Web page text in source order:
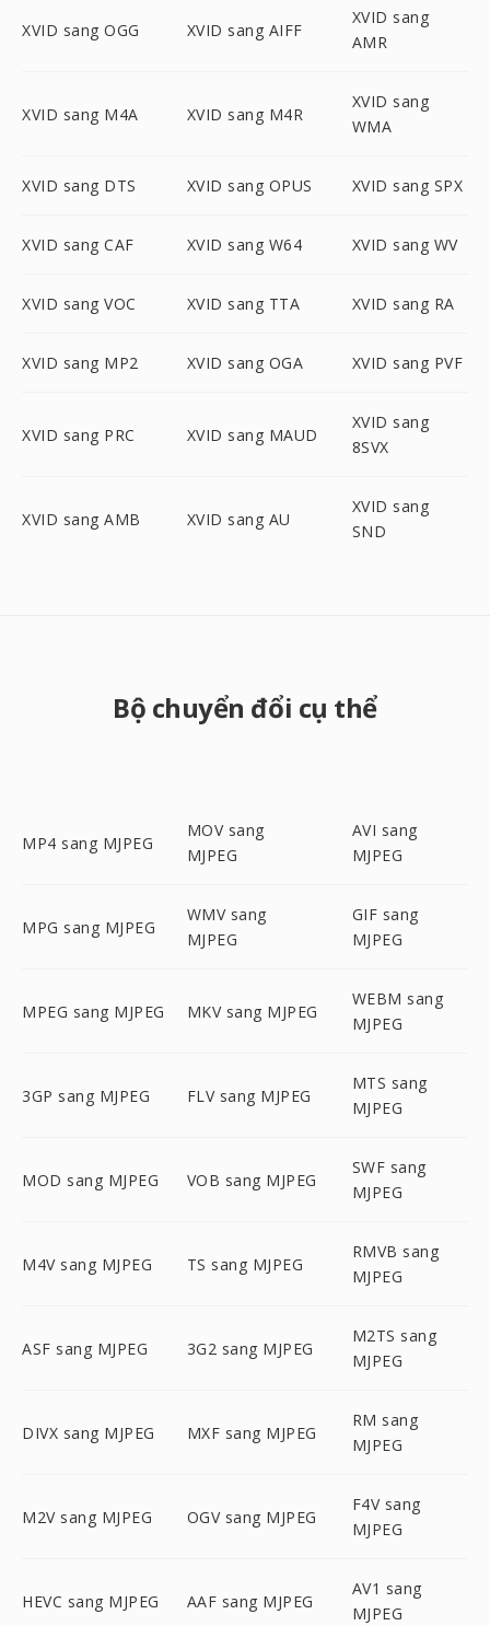
XVID sang OGG XVID sang AIFF
XVID sang
AMR
XVID sang M4A XVID sang M4R
XVID sang
WMA
XVID sang DTS XVID sang OPUS XVID sang SPX
XVID sang CAF XVID sang W64 XVID sang WV
XVID sang VOC XVID sang TTA XVID sang RA
XVID sang MP2 XVID sang OGA XVID sang PVF
XVID sang PRC XVID sang MAUD
XVID sang
8SVX
XVID sang AMB XVID sang AU
XVID sang
SND
Bộ chuyển đổi cụ thể
MP4 sang MJPEG
MOV sang
MJPEG
AVI sang
MJPEG
MPG sang MJPEG
WMV sang
MJPEG
GIF sang
MJPEG
MPEG sang MJPEG MKV sang MJPEG
WEBM sang
MJPEG
3GP sang MJPEG FLV sang MJPEG
MTS sang
MJPEG
MOD sang MJPEG VOB sang MJPEG
SWF sang
MJPEG
M4V sang MJPEG TS sang MJPEG
RMVB sang
MJPEG
ASF sang MJPEG 3G2 sang MJPEG
M2TS sang
MJPEG
DIVX sang MJPEG MXF sang MJPEG
RM sang
MJPEG
M2V sang MJPEG OGV sang MJPEG
F4V sang
MJPEG
HEVC sang MJPEG AAF sang MJPEG
AV1 sang
MJPEG